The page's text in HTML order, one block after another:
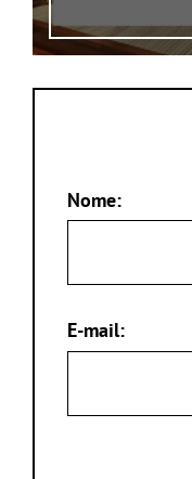
Nome:
E-mail: